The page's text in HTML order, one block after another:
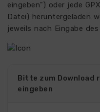
eingeben") oder jede
Datei) heruntergeladen
jeweils nach Eingabe
Bitte zum Download
eingeben